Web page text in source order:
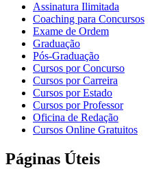
Assinatura Ilimitada
Coaching para Concursos
Exame de Ordem
Graduação
Pós-Graduação
Cursos por Concurso
Cursos por Carreira
Cursos por Estado
Cursos por Professor
Oficina de Redação
Cursos Online Gratuitos
Páginas Úteis